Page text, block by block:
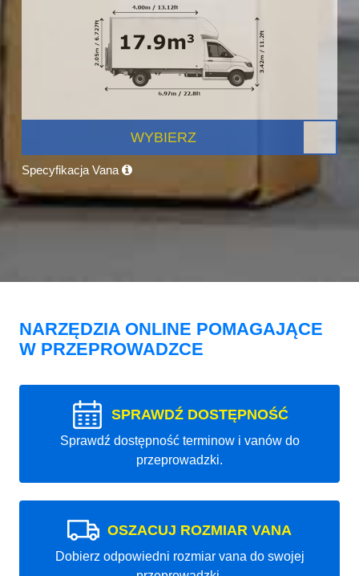
WYBIERZ
Specyfikacja Vana
NARZĘDZIA ONLINE POMAGAJĄCE
W PRZEPROWADZCE
SPRAWDŹ DOSTĘPNOŚĆ
Sprawdź dostępność terminow i vanów do
przeprowadzki.
OSZACUJ ROZMIAR VANA
Dobierz odpowiedni rozmiar vana do swojej